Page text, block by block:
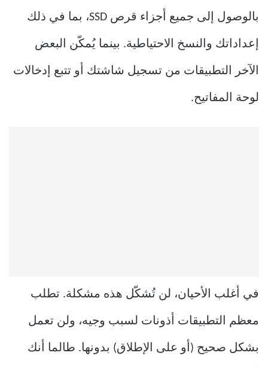
بالوصول إلى جميع أجزاء قرص SSD، بما في ذلك
إعداداتك والنسخ الاحتياطية. بينما يُمكّن البعض
الآخر التطبيقات من تسجيل شاشتك أو تتبع إدخالات
لوحة المفاتيح.
في أغلب الأحيان، لن تُشكّل هذه مشكلة. تطلب
معظم التطبيقات أذونات لسبب وجيه، ولن تعمل
بشكل صحيح (أو على الإطلاق) بدونها. طالما أنك